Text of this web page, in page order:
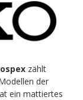
zählt
der
ein mattiertes